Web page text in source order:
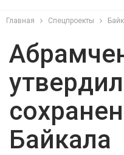
Главная Спецпроекты
Байкала